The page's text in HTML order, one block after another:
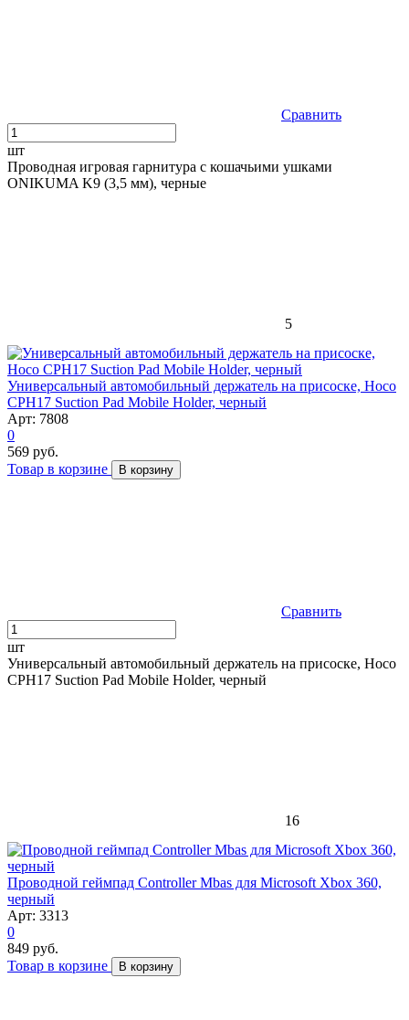
Сравнить
шт
Проводная игровая гарнитура с кошачьими ушками
ONIKUMA K9 (3,5 мм), черные
5
Универсальный автомобильный держатель на присоске, Hoco
CPH17 Suction Pad Mobile Holder, черный
Арт: 7808
0
569 руб.
Товар в корзине
В корзину
Сравнить
шт
Универсальный автомобильный держатель на присоске, Hoco
CPH17 Suction Pad Mobile Holder, черный
16
Проводной геймпад Controller Mbas для Microsoft Xbox 360,
черный
Арт: 3313
0
849 руб.
Товар в корзине
В корзину